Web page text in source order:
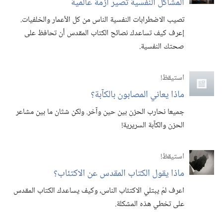
تصيب الاضطرابات النفسية الناس من كل الأعمار والخلفيات.‏
إعرف كيف تساعدك نصائح الكتاب المقدس أن تحافظ على
صحتك النفسية.‏
استيقظ‏!‏
ماذا يعاني المصابون بالكآبة؟‏
جميعا نحارب الحزن بين حين وآخر.‏ ولكن شتّان ما بين مشاعر
الحزن والكآبة السريرية!‏
استيقظ‏!‏
ماذا يقول الكتاب المقدس عن الاكتئاب؟‏
اعرف لمَ يبتلي الاكتئاب الناس،‏ وكيف يساعدك الكتاب المقدس
على تخطي هذه المشكلة.‏